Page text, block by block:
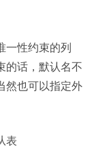
一性约束的列
的话，默认名不
然也可以指定外
表